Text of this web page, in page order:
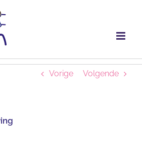
Vorige Volgende